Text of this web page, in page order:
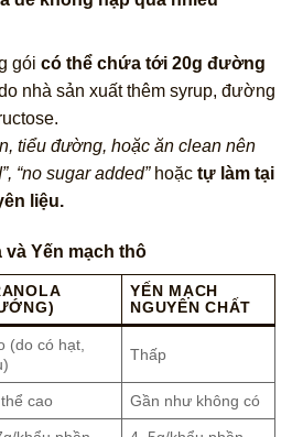
gói có thể chứa tới 20g đường
nhà sản xuất thêm syrup, đường
tiểu đường, hoặc ăn clean nên
“no sugar added”hoặc tự làm tại
liệu.
và Yến mạch thô
YẾN MẠCH
NGUYÊN CHẤT
(do có hạt,
Thấp
cao Gần như không có